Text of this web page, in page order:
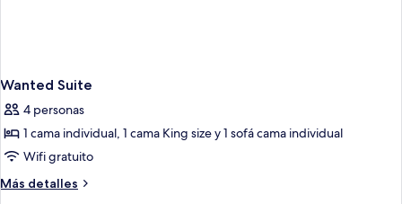
Wanted Suite
4 personas
1 cama individual, 1 cama King size y 1 sofá cama individual
Wifi gratuito
Más detalles
Más